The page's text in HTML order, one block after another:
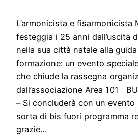
L’armonicista e fisarmonicista
festeggia i 25 anni dall’uscita
nella sua città natale alla
formazione: un evento
che chiude la rassegna
dall’associazione Area 101
– Si concluderà con un evento
sorta di bis fuori programma
grazie…